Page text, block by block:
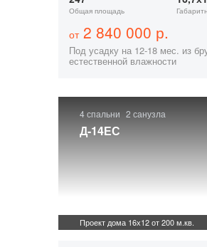
Общая площадь
от2 840 000 р.
Под усадку на 12-18 мес. из
естественной влажности
4 спальни 2 санузла
Д-14ЕС
Проект дома 16х12 от 200 м.кв.